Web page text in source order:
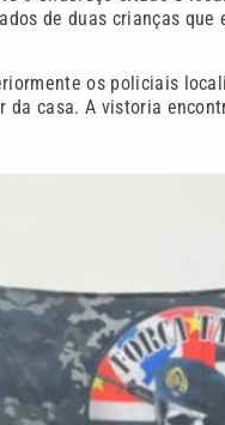
de duas crianças que
os policiais
casa. A vistoria